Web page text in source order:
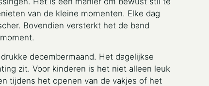
van de kleine momenten. Elke dag
Bovendien versterkt het de band
decembermaand. Het dagelijkse
zit. Voor kinderen is het niet alleen leuk
tijdens het openen van de vakjes of het